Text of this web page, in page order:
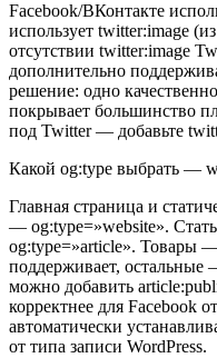
Facebook/ВКонтакте
использует twitter:image
отсутствии twitter:image
дополнительно
решение: одно
покрывает большинство
под Twitter — добавьте
Какой og:type выбрать —
Главная страница и
— og:type=»website».
og:type=»article». Товары
поддерживает,
можно добавить
корректнее для Facebook
автоматически
от типа записи WordPress.